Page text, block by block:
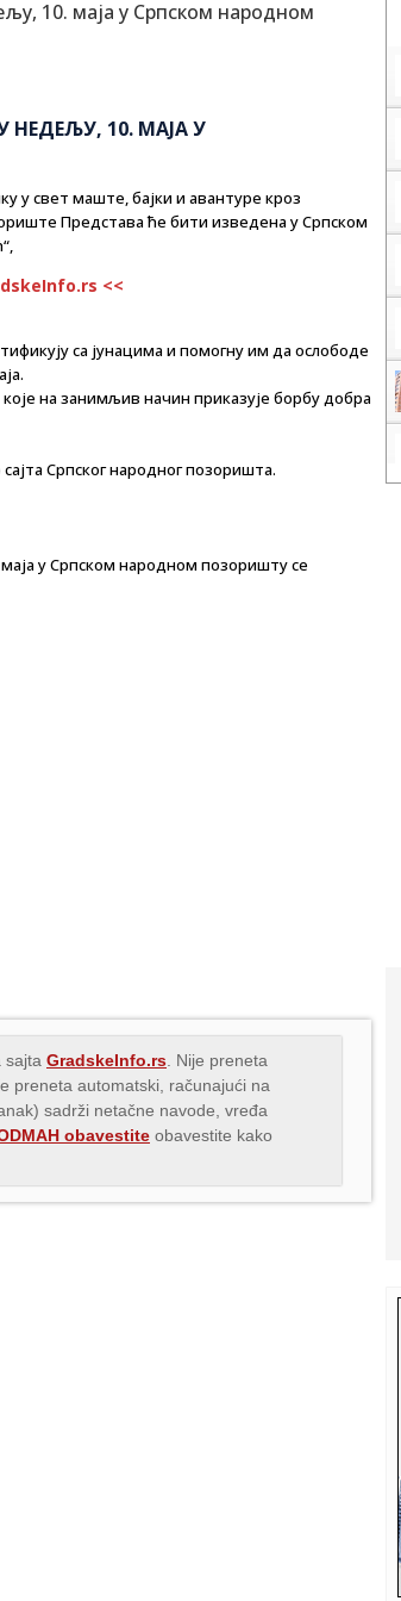
НЕДЕЉУ, 10. МАЈА У
у свет маште, бајки и авантуре кроз
Представа ће бити изведена у Српском
<<
са јунацима и помогну им да ослободе
на занимљив начин приказује борбу добра
Српског народног позоришта.
у Српском народном позоришту се
sajta GradskeInfo.rs . Nije preneta
preneta automatski, računajući na
sadrži netačne navode, vređa
obavestite obavestite kako